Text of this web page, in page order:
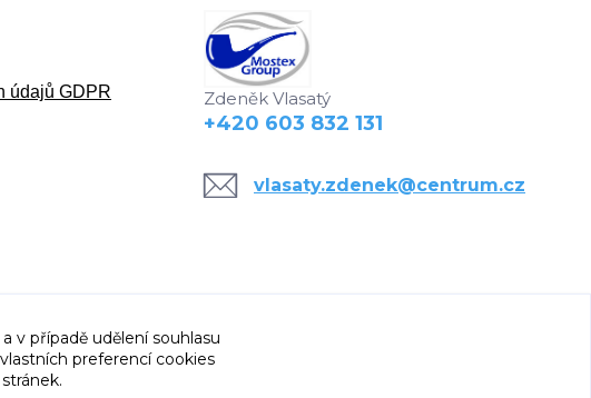
údajů GDPR Zdeněk Vlasatý
+420 603 832 131
vlasaty.zdenek@centrum.cz
v případě udělení souhlasu
preferencí cookies